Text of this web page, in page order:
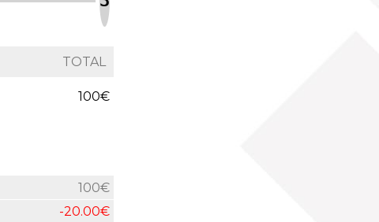
TOTAL
100€
100€
-20.00€